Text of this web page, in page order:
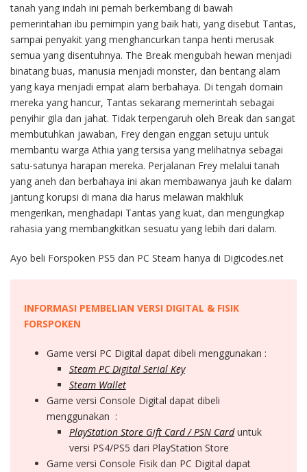
tanah yang indah ini pernah berkembang di bawah
pemerintahan ibu pemimpin yang baik hati, yang disebut Tantas,
sampai penyakit yang menghancurkan tanpa henti merusak
semua yang disentuhnya. The Break mengubah hewan menjadi
binatang buas, manusia menjadi monster, dan bentang alam
yang kaya menjadi empat alam berbahaya. Di tengah domain
mereka yang hancur, Tantas sekarang memerintah sebagai
penyihir gila dan jahat. Tidak terpengaruh oleh Break dan sangat
membutuhkan jawaban, Frey dengan enggan setuju untuk
membantu warga Athia yang tersisa yang melihatnya sebagai
satu-satunya harapan mereka. Perjalanan Frey melalui tanah
yang aneh dan berbahaya ini akan membawanya jauh ke dalam
jantung korupsi di mana dia harus melawan makhluk
mengerikan, menghadapi Tantas yang kuat, dan mengungkap
rahasia yang membangkitkan sesuatu yang lebih dari dalam.
Ayo beli Forspoken PS5 dan PC Steam hanya di Digicodes.net
INFORMASI PEMBELIAN VERSI DIGITAL & FISIK
FORSPOKEN
Game versi PC Digital dapat dibeli menggunakan :
Steam PC Digital Serial Key
Steam Wallet
Game versi Console Digital dapat dibeli
menggunakan :
PlayStation Store Gift Card / PSN Carduntuk
versi PS4/PS5 dari PlayStation Store
Game versi Console Fisik dan PC Digital dapat